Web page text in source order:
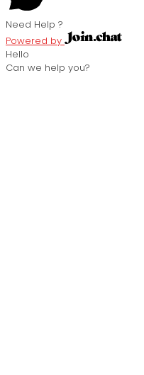
Need Help ?
Powered by
Hello
Can we help you?